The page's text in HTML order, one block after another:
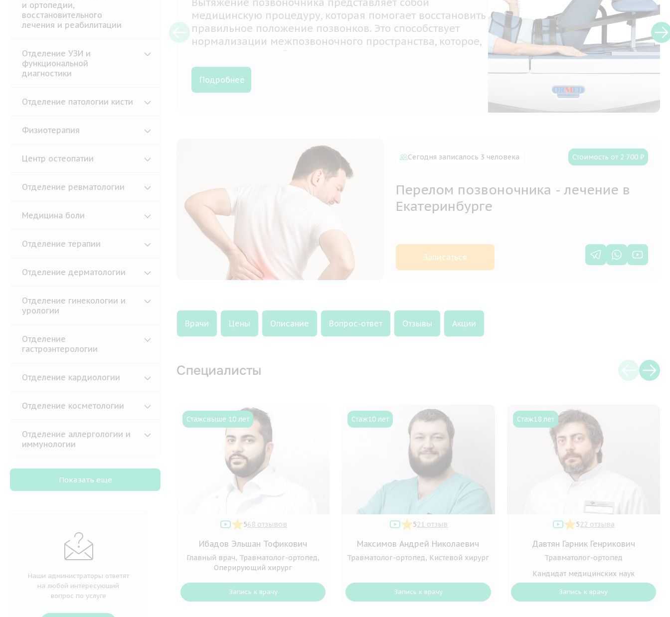
и ортопедии,
восстановительного
лечения и реабилитации
Отделение УЗИ и
функциональной
диагностики
Отделение патологии кисти
Физиотерапия
Центр остеопатии
Отделение ревматологии
Медицина боли
Отделение терапии
Отделение дерматологии
Отделение гинекологии и
урологии
Отделение
гастроэнтерологии
Отделение кардиологии
Отделение косметологии
Отделение аллергологии и
иммунологии
Показать еще
Наши администраторы ответят
на любой интересующий
вопрос по услуге
Мануальный терапевт и остеопат — это специалисты,
которые комплексно применяют методы воздействия на
мышцы, суставы, костно-связочный аппарат в целом, а
также на внутренние органы для проведения
диагностики и дальнейшего лечения
Подробнее
Сегодня записалось 3 человека Стоимость от 2 700 ₽
Перелом позвоночника - лечение в
Екатеринбурге
Записаться
Врачи Цены Описание Вопрос-ответ Отзывы Акции
Специалисты
Стажсвыше 10 лет
568 отзывов
Ибадов Эльшан Тофикович
Главный врач, Травматолог-ортопед,
Оперирующий хирург
Запись к врачу
Стаж10 лет
521 отзыв
Максимов Андрей Николаевич
Травматолог-ортопед, Кистевой хирург
Запись к врачу
Стаж18 лет
522 отзыва
Давтян Гарник Генрикович
Травматолог-ортопед
Кандидат медицинских наук
Запись к врачу